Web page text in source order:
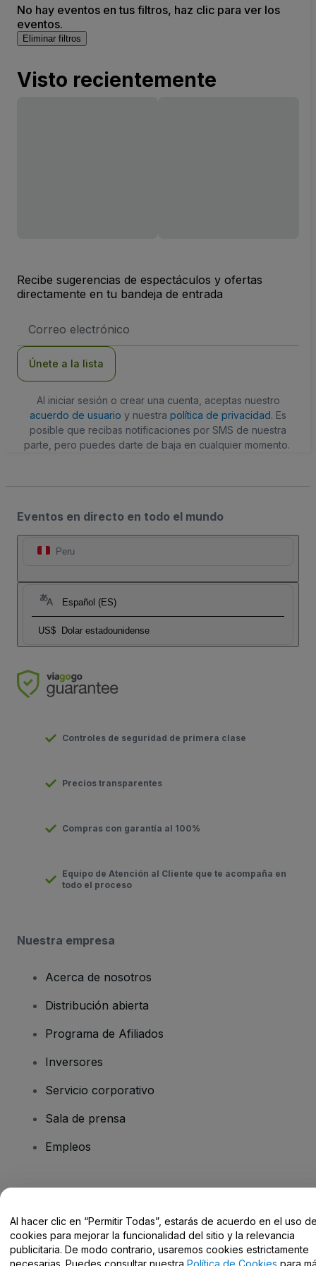
No hay eventos en tus filtros, haz clic para ver los
eventos.
Eliminar filtros
Visto recientemente
Recibe sugerencias de espectáculos y ofertas
directamente en tu bandeja de entrada
de
Únete a la lista
Al iniciar sesión o crear una cuenta, aceptas nuestro
acuerdo de usuario y nuestra política de privacidad. Es
posible que recibas notificaciones por SMS de nuestra
parte, pero puedes darte de baja en cualquier momento.
Eventos en directo en todo el mundo
Peru
Español (ES)
US$ Dolar estadounidense
Controles de seguridad de primera clase
Precios transparentes
Compras con garantía al 100%
Equipo de Atención al Cliente que te acompaña en
todo el proceso
Nuestra empresa
Acerca de nosotros
Distribución abierta
Programa de Afiliados
Inversores
Servicio corporativo
Sala de prensa
Empleos
Centro de Ayuda / Contacto
Al hacer clic en “Permitir Todas”, estarás de acuerdo en el uso
cookies para mejorar la funcionalidad del sitio y la relevancia
publicitaria. De modo contrario, usaremos cookies estrictamente
necesarias. Puedes consultar nuestra Política de Cookies para